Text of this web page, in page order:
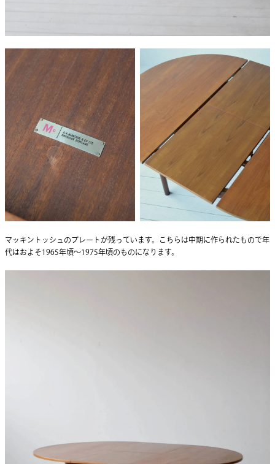
マッキントッシュのプレートが残っています。こちらは中期に作られたもので年
代はおよそ1965年頃〜1975年頃のものになります。